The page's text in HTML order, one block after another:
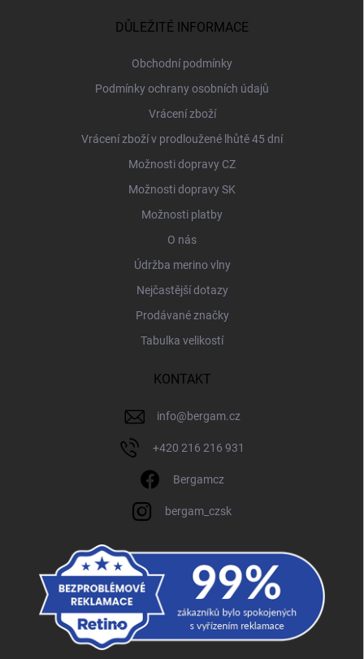
DŮLEŽITÉ INFORMACE
Obchodní podmínky
Podmínky ochrany osobních údajů
Vrácení zboží
Vrácení zboží v prodloužené lhůtě 45 dní
Možnosti dopravy CZ
Možnosti dopravy SK
Možnosti platby
O nás
Údržba merino vlny
Nejčastější dotazy
Prodávané značky
Tabulka velikostí
KONTAKT
info@bergam.cz
+420 216 216 931
Bergamcz
bergam_czsk